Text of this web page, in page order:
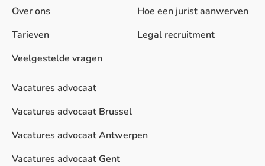
Over ons
Tarieven
Veelgestelde vragen
Hoe een jurist aanwerven
Legal recruitment
Vacatures advocaat
Vacatures advocaat Brussel
Vacatures advocaat Antwerpen
Vacatures advocaat Gent